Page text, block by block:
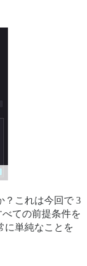
？これは今回で 3
べての前提条件を
に単純なことを